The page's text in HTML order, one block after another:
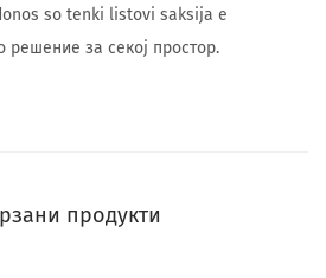
so tenki listovi saksija е
решение за секој простор.
продукти